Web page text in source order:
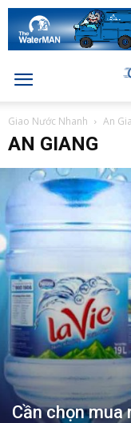
Giao Nước Nhanh An
AN GIANG
Cần chọn mua